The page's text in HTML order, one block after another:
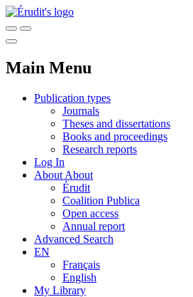
Main Menu
Publication types
Journals
Theses and dissertations
Books and proceedings
Research reports
Log In
About About
Érudit
Coalition Publica
Open access
Annual report
Advanced Search
EN
Français
English
My Library